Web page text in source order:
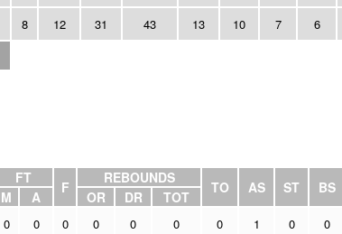
8 12 31 43 13 10 7 6
FT
F
REBOUNDS
TO AS ST BS
M A OR DR TOT
0 0 0 0 0 0 0 1 0 0